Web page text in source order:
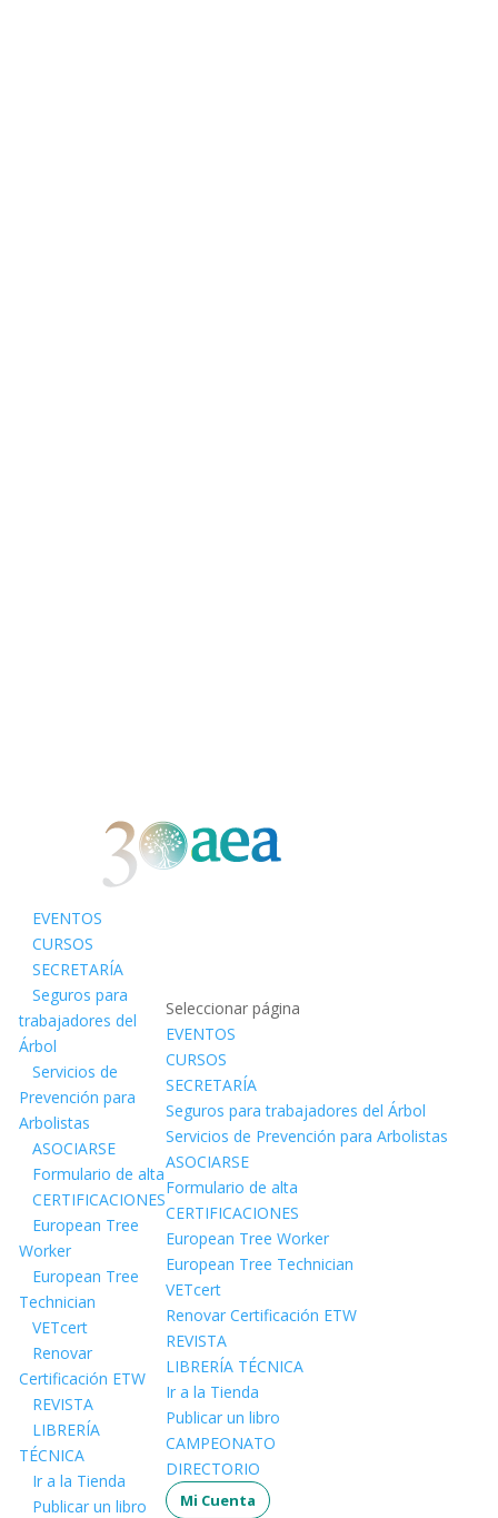
EVENTOS
CURSOS
SECRETARÍA
Seguros para
trabajadores del
Árbol
Servicios de
Prevención para
Arbolistas
ASOCIARSE
Formulario de alta
CERTIFICACIONES
European Tree
Worker
European Tree
Technician
VETcert
Renovar
Certificación ETW
REVISTA
LIBRERÍA
TÉCNICA
Ir a la Tienda
Publicar un libro
Seleccionar página
EVENTOS
CURSOS
SECRETARÍA
Seguros para trabajadores del Árbol
Servicios de Prevención para Arbolistas
ASOCIARSE
Formulario de alta
CERTIFICACIONES
European Tree Worker
European Tree Technician
VETcert
Renovar Certificación ETW
REVISTA
LIBRERÍA TÉCNICA
Ir a la Tienda
Publicar un libro
CAMPEONATO
DIRECTORIO
Mi Cuenta